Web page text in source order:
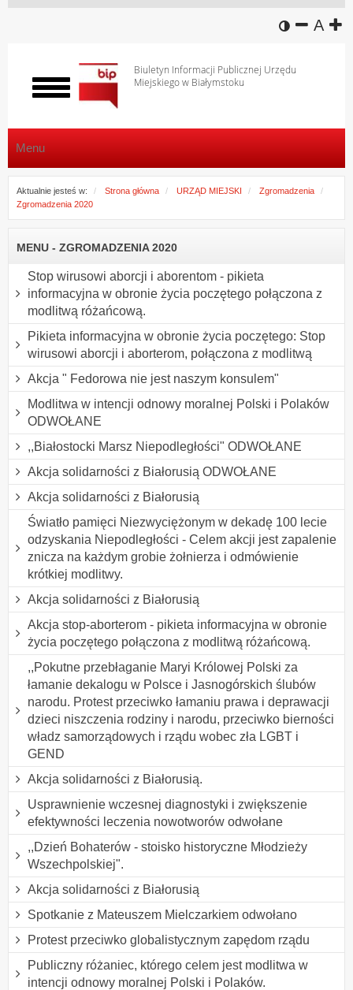
wersja
A
Biuletyn Informacji Publicznej Urzędu
Miejskiego w Białymstoku
Włącz
menu
Menu
Aktualnie jesteś w: Strona główna URZĄD MIEJSKI
Zgromadzenia
Zgromadzenia 2020
MENU - ZGROMADZENIA 2020
Stop wirusowi aborcji i aborentom - pikieta
informacyjna w obronie życia poczętego połączona z
modlitwą różańcową.
Pikieta informacyjna w obronie życia poczętego: Stop
wirusowi aborcji i aborterom, połączona z modlitwą
Akcja " Fedorowa nie jest naszym konsulem"
Modlitwa w intencji odnowy moralnej Polski i Polaków
ODWOŁANE
,,Białostocki Marsz Niepodległości" ODWOŁANE
Akcja solidarności z Białorusią ODWOŁANE
Akcja solidarności z Białorusią
Światło pamięci Niezwyciężonym w dekadę 100 lecie
odzyskania Niepodległości - Celem akcji jest zapalenie
znicza na każdym grobie żołnierza i odmówienie
krótkiej modlitwy.
Akcja solidarności z Białorusią
Akcja stop-aborterom - pikieta informacyjna w obronie
życia poczętego połączona z modlitwą różańcową.
,,Pokutne przebłaganie Maryi Królowej Polski za
łamanie dekalogu w Polsce i Jasnogórskich ślubów
narodu. Protest przeciwko łamaniu prawa i deprawacji
dzieci niszczenia rodziny i narodu, przeciwko bierności
władz samorządowych i rządu wobec zła LGBT i
GEND
Akcja solidarności z Białorusią.
Usprawnienie wczesnej diagnostyki i zwiększenie
efektywności leczenia nowotworów odwołane
,,Dzień Bohaterów - stoisko historyczne Młodzieży
Wszechpolskiej".
Akcja solidarności z Białorusią
Spotkanie z Mateuszem Mielczarkiem odwołano
Protest przeciwko globalistycznym zapędom rządu
Publiczny różaniec, którego celem jest modlitwa w
intencji odnowy moralnej Polski i Polaków.